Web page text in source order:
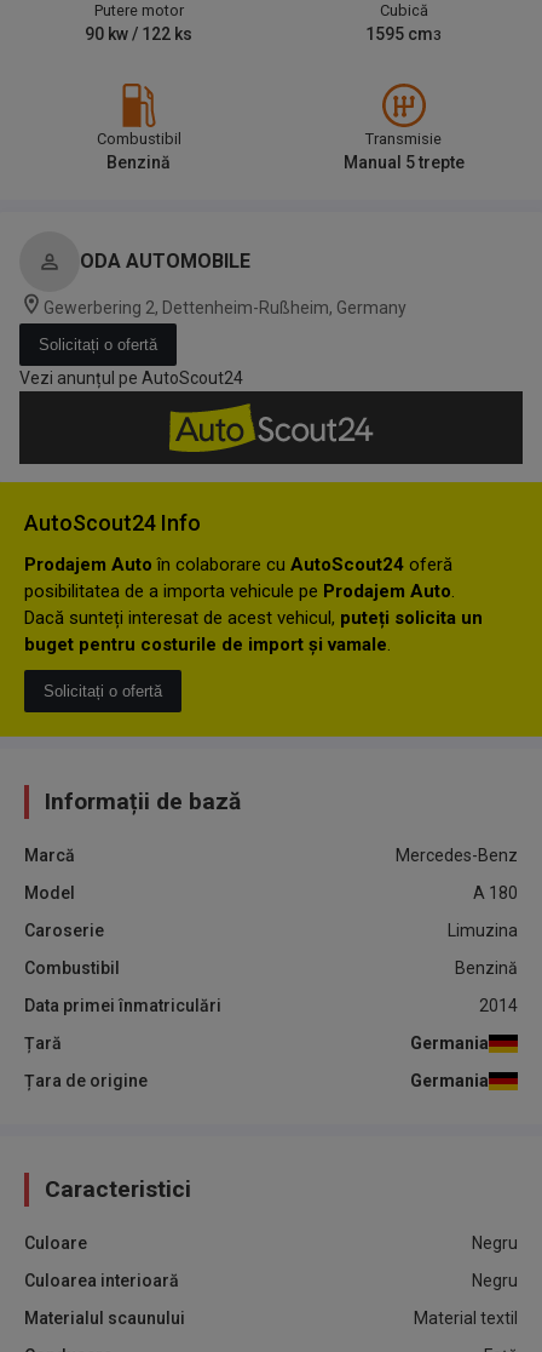
Putere motor
90 kw / 122 ks
Cubică
1595 cm3
Combustibil
Benzină
Transmisie
Manual 5 trepte
ODA AUTOMOBILE
Gewerbering 2, Dettenheim-Rußheim, Germany
Solicitați o ofertă
Vezi anunțul pe AutoScout24
AutoScout24 Info
Prodajem Auto în colaborare cu AutoScout24 oferă
posibilitatea de a importa vehicule pe Prodajem Auto.
Dacă sunteți interesat de acest vehicul, puteți solicita un
buget pentru costurile de import și vamale.
Solicitați o ofertă
Informații de bază
Marcă
Mercedes-Benz
Model
A 180
Caroserie
Limuzina
Combustibil
Benzină
Data primei înmatriculări
2014
Țară
Germania
Țara de origine
Germania
Caracteristici
Culoare
Negru
Culoarea interioară
Negru
Materialul scaunului
Material textil